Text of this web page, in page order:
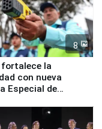
8
fortalece la
con nueva
Especial de
para